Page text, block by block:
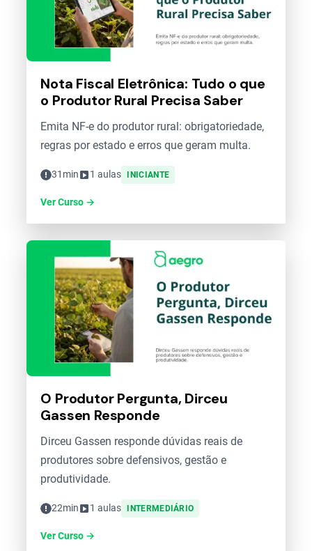
Nota Fiscal Eletrônica: Tudo o que
o Produtor Rural Precisa Saber
Emita NF-e do produtor rural: obrigatoriedade,
regras por estado e erros que geram multa.
31min 1 aulas INICIANTE
Ver Curso →
O Produtor Pergunta, Dirceu
Gassen Responde
Dirceu Gassen responde dúvidas reais de
produtores sobre defensivos, gestão e
produtividade.
22min 1 aulas INTERMEDIÁRIO
Ver Curso →